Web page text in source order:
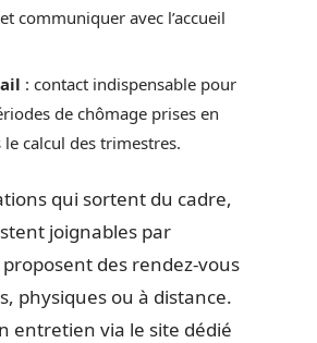
communiquer avec l’accueil
: contact indispensable pour
de chômage prises en
calcul des trimestres.
qui sortent du cadre,
joignables par
des rendez-vous
physiques ou à distance.
entretien via le site dédié